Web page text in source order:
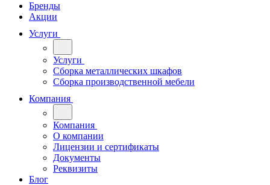
Бренды
Акции
Услуги
Услуги
Сборка металлических шкафов
Сборка производственной мебели
Компания
Компания
О компании
Лицензии и сертификаты
Документы
Реквизиты
Блог